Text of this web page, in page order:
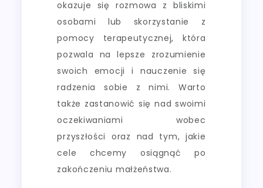
okazuje się rozmowa z bliskimi
osobami lub skorzystanie z
pomocy terapeutycznej, która
pozwala na lepsze zrozumienie
swoich emocji i nauczenie się
radzenia sobie z nimi. Warto
także zastanowić się nad swoimi
oczekiwaniami wobec
przyszłości oraz nad tym, jakie
cele chcemy osiągnąć po
zakończeniu małżeństwa.